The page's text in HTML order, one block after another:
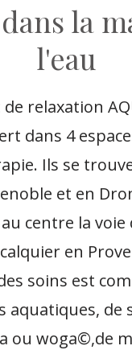
la
l'eau
relaxation
dans 4
Ils se
et en
centre la voie
en
soins est
aquatiques, de
ou woga©,de